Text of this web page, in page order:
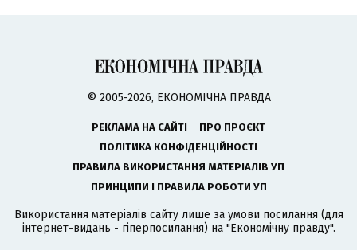
© 2005-2026, ЕКОНОМІЧНА ПРАВДА
РЕКЛАМА НА САЙТІ
ПРО ПРОЄКТ
ПОЛІТИКА КОНФІДЕНЦІЙНОСТІ
ПРАВИЛА ВИКОРИСТАННЯ МАТЕРІАЛІВ УП
ПРИНЦИПИ І ПРАВИЛА РОБОТИ УП
Використання матеріалів сайту лише за умови посилання (для
інтернет-видань - гіперпосилання) на "Економічну правду".